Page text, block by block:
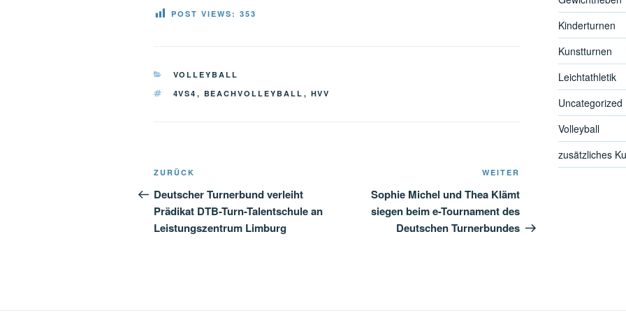
POST VIEWS: 353
KATEGORIEN
VOLLEYBALL
SCHLAGWÖRTER
4VS4 , BEACHVOLLEYBALL , HVV
Beitragsnavigation
Vorheriger
Beitrag
ZURÜCK
Deutscher Turnerbund verleiht
Prädikat DTB-Turn-Talentschule an
Leistungszentrum Limburg
Beitrag
WEITER
Sophie Michel und Thea Klämt
siegen beim e-Tournament des
Deutschen Turnerbundes
Kinderturnen
Kunstturnen
Leichtathletik
Uncategorized
Volleyball
zusätzliches